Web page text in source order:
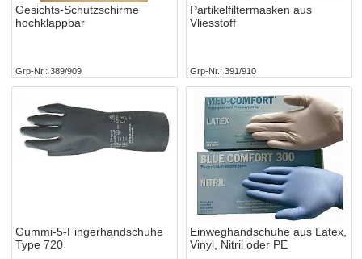
Gesichts-Schutzschirme
hochklappbar
Grp-Nr. 389/909
Partikelfiltermasken aus
Vliesstoff
Grp-Nr. 391/910
Gummi-5-Fingerhandschuhe
Type 720
Einweghandschuhe aus Latex,
Vinyl, Nitril oder PE